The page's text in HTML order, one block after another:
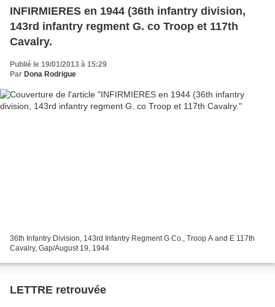
INFIRMIERES en 1944 (36th infantry division,
143rd infantry regment G. co Troop et 117th
Cavalry.
Publié le 19/01/2013 à 15:29
Par Dona Rodrigue
36th Infantry Division, 143rd Infantry Regment G Co., Troop A and E 117th
Cavalry, Gap/August 19, 1944
LETTRE retrouvée